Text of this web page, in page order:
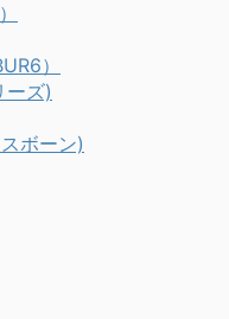
）
ーズ)
ボーン)